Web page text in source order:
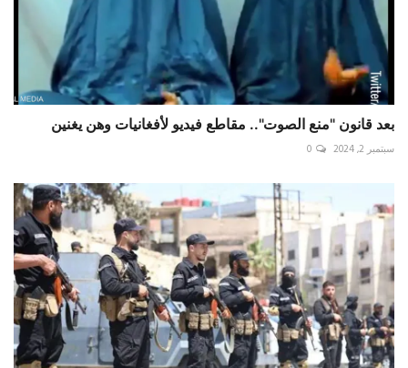
بعد قانون "منع الصوت".. مقاطع فيديو لأفغانيات وهن يغنين
سبتمبر 2, 2024 0